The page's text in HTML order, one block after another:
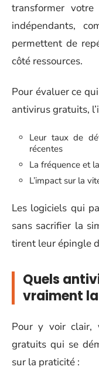
transformer
indépendants,
permettent de
côté ressources.
Pour évaluer ce
antivirus gratuits,
Leur taux de
récentes
La fréquence et
L’impact sur la
Les logiciels qui
sans sacrifier la
tirent leur épingle
Quels
vraiment
Pour y voir clair,
gratuits qui se
sur la praticité :